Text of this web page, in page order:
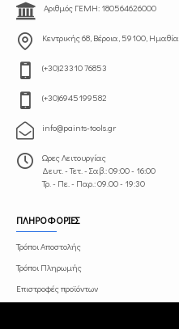
Αριθμός ΓΕΜΗ: 180564626000
Κεντρικής 68, Βέροια, 59100, Ημαθία
(+30)23310 76853
(+30)6945199582
info@paints-tools.gr
Ωρες Λειτουργίας
Δευτ. - Τετ. - Σαβ.: 09:00 - 16:00
Τρ. - Πε. - Παρ.: 09.00 - 19:30
ΠΛΗΡΟΦΟΡΙΕΣ
Τρόποι Αποστολής
Τρόποι Πληρωμής
Επιστροφές προϊόντων